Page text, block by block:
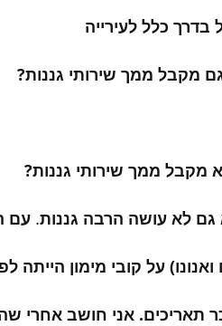
כלל לעירייה
מקבל ממך שירותי גננות?
מקבל ממך שירותי גננות?
גם לא עושה הרבה גננות. עם
על קובי מימון הייתה
תאריכים. אני חושב אחרי